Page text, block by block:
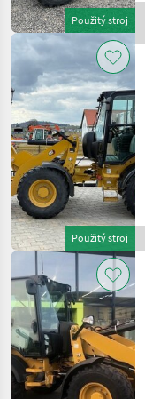
Použitý stroj
Použitý stroj